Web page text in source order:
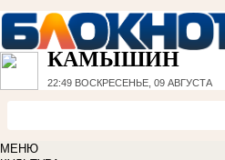
КАМЫШИН
22:49 ВОСКРЕСЕНЬЕ, 09 АВГУСТА
МЕНЮ